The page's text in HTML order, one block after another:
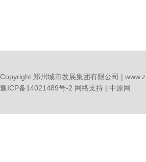
Copyright 郑州城市发展集团有限公司 |
豫ICP备14021489号-2 网络支持 | 中原网